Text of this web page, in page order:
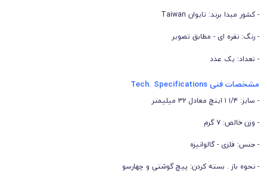
- کشور مبدا برند: تایوان Taiwan
- رنگ: نقره ای - مطابق تصویر
- تعداد: یک عدد
مشخصات فنی Tech. Specifications
- سایز: ۱/۴ ۱ اینچ معادل ۳۲ میلیمتر
- وزن خالص: ۷ گرم
- جنس: فلزی - گالوانیزه
- نحوه باز . بسته کردن: پیچ گوشتی و چهارسو